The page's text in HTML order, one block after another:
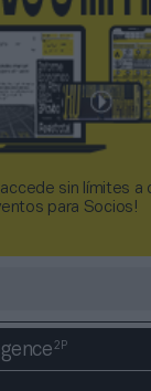
accede sin límites a
para Socios!​​​​​​​
2P